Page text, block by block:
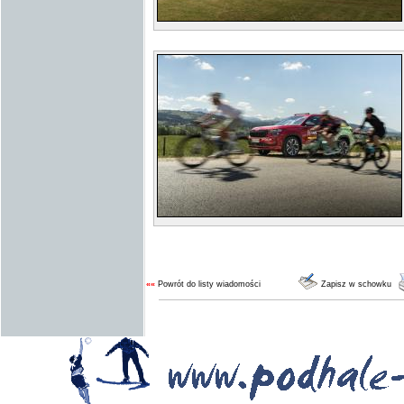
«« Powrót do listy wiadomości Zapisz w schowku